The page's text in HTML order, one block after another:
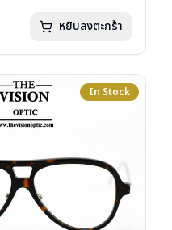
หยิบลงตะกร้า
In Stock